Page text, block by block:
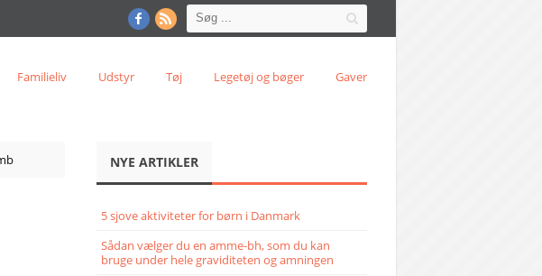
Familieliv Udstyr Tøj Legetøj og bøger Gaver
NYE ARTIKLER
5 sjove aktiviteter for børn i Danmark
Sådan vælger du en amme-bh, som du kan
bruge under hele graviditeten og amningen